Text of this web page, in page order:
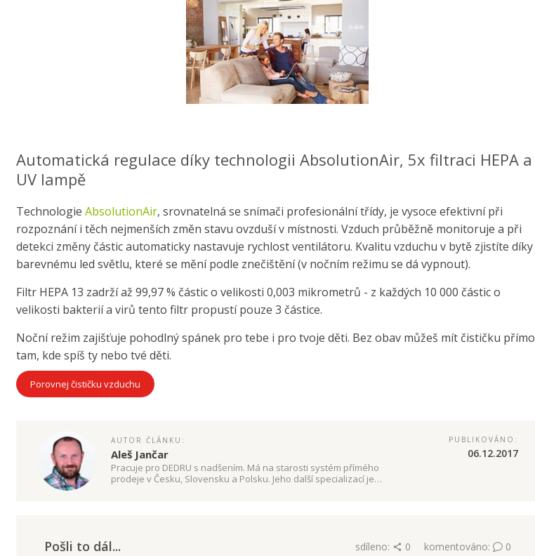
Automatická regulace díky technologii AbsolutionAir, 5x filtraci HEPA a
UV lampě
Technologie AbsolutionAir, srovnatelná se snímači profesionální třídy, je vysoce efektivní při
rozpoznání i těch nejmenších změn stavu ovzduší v místnosti. Vzduch průběžně monitoruje a při
detekci změny částic automaticky nastavuje rychlost ventilátoru. Kvalitu vzduchu v bytě zjistíte díky
barevnému led světlu, které se mění podle znečištění (v nočním režimu se dá vypnout).
Filtr HEPA 13 zadrží až 99,97 % částic o velikosti 0,003 mikrometrů - z každých 10 000 částic o
velikosti bakterií a virů tento filtr propustí pouze 3 částice.
Noční režim zajišťuje pohodlný spánek pro tebe i pro tvoje děti. Bez obav můžeš mít čističku přímo
tam, kde spíš ty nebo tvé děti.
Porovnej čističku vzduchu
AUTOR ČLÁNKU:
Aleš Jančar
Pracuje pro DEDRU s nadšením. Má na starosti systém přímého
prodeje v Česku, Slovensku a Polsku. Jeho další specializací je
PUBLIKOVÁNO:
06.12.2017
Pošli to dál... sdíleno: 0 komentováno: 0